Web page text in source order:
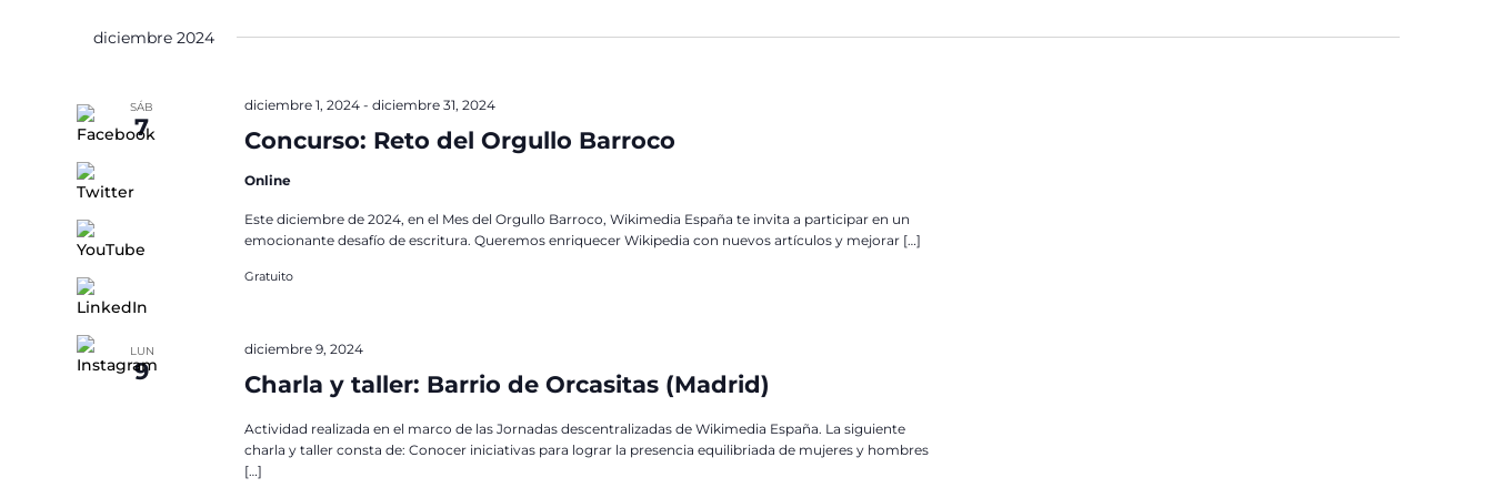
Eventos
la
clave.
diciembre 2024
SÁB
7 Concurso: Reto del Orgullo Barroco
diciembre 1, 2024- diciembre 31, 2024
Online
Este diciembre de 2024, en el Mes del Orgullo Barroco, Wikimedia España te invita a participar en un
emocionante desafío de escritura. Queremos enriquecer Wikipedia con nuevos artículos y mejorar […]
Gratuito
LUN
9 Charla y taller: Barrio de Orcasitas (Madrid)
diciembre 9, 2024
Actividad realizada en el marco de las Jornadas descentralizadas de Wikimedia España. La siguiente
charla y taller consta de: Conocer iniciativas para lograr la presencia equilibriada de mujeres y hombres
[…]